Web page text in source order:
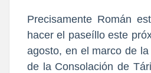
Precisamente Román
hacer el paseíllo este
agosto, en el marco de
de la Consolación de